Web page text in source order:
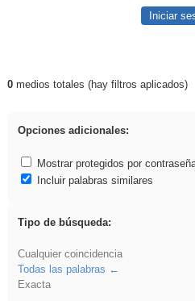
Iniciar
Resultados de: brillo
0medios totales (hay filtros aplicados)
Opciones adicionales:
Mostrar protegidos por
Incluir palabras similares
Tipo de búsqueda:
Cualquier coincidencia
Todas las palabras
Exacta